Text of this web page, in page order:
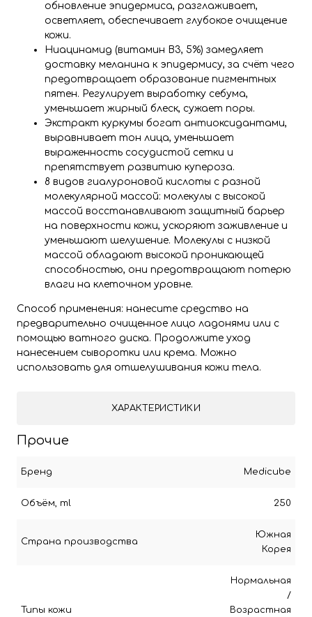
обновление эпидермиса, разглаживает,
осветляет, обеспечивает глубокое очищение
кожи.
Ниацинамид (витамин B3, 5%) замедляет
доставку меланина к эпидермису, за счёт чего
предотвращает образование пигментных
пятен. Регулирует выработку себума,
уменьшает жирный блеск, сужает поры.
Экстракт куркумы богат антиоксидантами,
выравнивает тон лица, уменьшает
выраженность сосудистой сетки и
препятствует развитию купероза.
8 видов гиалуроновой кислоты с разной
молекулярной массой: молекулы с высокой
массой восстанавливают защитный барьер
на поверхности кожи, ускоряют заживление и
уменьшают шелушение. Молекулы с низкой
массой обладают высокой проникающей
способностью, они предотвращают потерю
влаги на клеточном уровне.
Способ применения: нанесите средство на
предварительно очищенное лицо ладонями или с
помощью ватного диска. Продолжите уход
нанесением сыворотки или крема. Можно
использовать для отшелушивания кожи тела.
ХАРАКТЕРИСТИКИ
Прочие
Бренд Medicube
Объём, ml 250
Страна производства
Южная
Корея
Типы кожи
Нормальная
/
Возрастная